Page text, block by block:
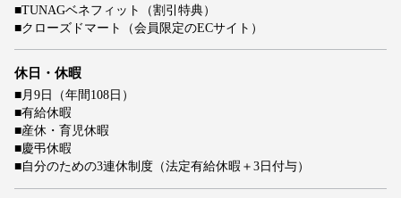
■TUNAGベネフィット（割引特典）
■クローズドマート（会員限定のECサイト）
休日・休暇
■月9日（年間108日）
■有給休暇
■産休・育児休暇
■慶弔休暇
■自分のための3連休制度（法定有給休暇＋3日付与）